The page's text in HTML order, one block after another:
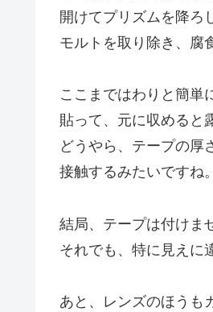
開けてプリズムを降ろ
モルトを取り除き、腐
ここまではわりと簡単
貼って、元に収めると
どうやら、テープの厚
接触するみたいですね。
結局、テープは付けま
それでも、特に見えに
あと、レンズのほうも